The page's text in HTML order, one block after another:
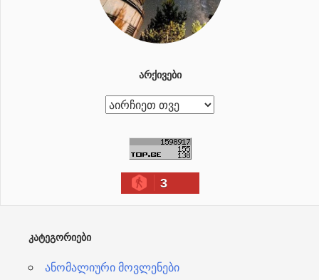
ᲐᲠᲥᲘᲕᲔᲑᲘ
ა
3
ᲙᲐᲢᲔᲒᲝᲠᲘᲔᲑᲘ
ანომალიური მოვლენები